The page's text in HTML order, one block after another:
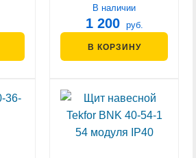
18-1 IP40
В наличии
1 200 руб.
В КОРЗИНУ